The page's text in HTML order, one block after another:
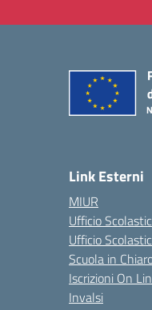
Link Esterni
MIUR
Ufficio
Ufficio
Scuola in
Iscrizioni On
Invalsi